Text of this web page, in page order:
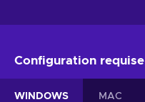
Configuration requise
WINDOWS MAC